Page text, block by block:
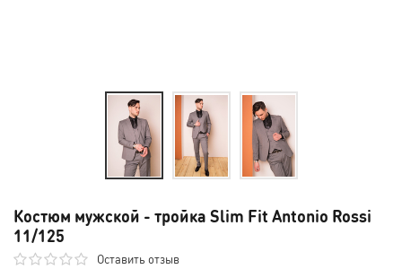
Костюм мужской - тройка Slim Fit Antonio Rossi
11/125
Оставить отзыв